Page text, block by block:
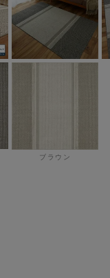
ブラウン